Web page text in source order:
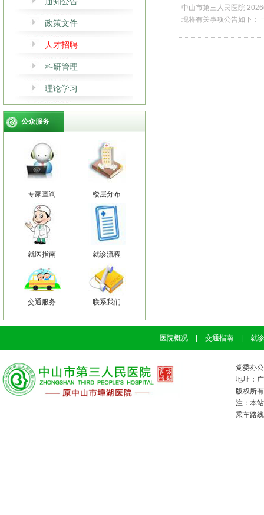
政策文件
人才招聘
科研管理
理论学习
公众服务
专家查询 楼层分布
就医指南 就诊流程
交通服务 联系我们
中山市第三人民医院
现将有关事项公告如下：
医院概况 交通指南 就
党委办
地址：
版权所
注：本
乘车路